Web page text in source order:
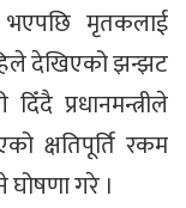
भएपछि मृतकलाई
देखिएको झन्झट
प्रधानमन्त्रीले
क्षतिपूर्ति रकम
गरे ।